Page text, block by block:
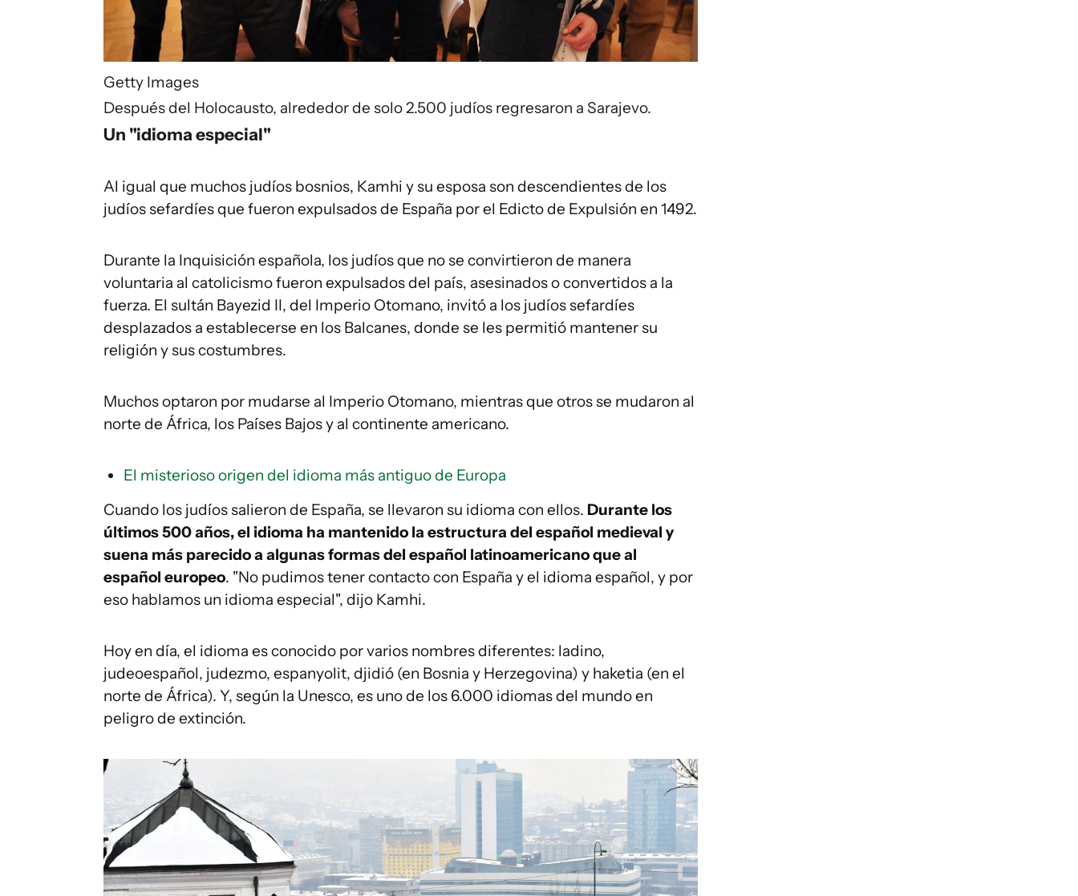
Getty Images
Después del Holocausto, alrededor de solo 2.500 judíos regresaron a Sarajevo.
Un "idioma especial"
Al igual que muchos judíos bosnios, Kamhi y su esposa son descendientes de los
judíos sefardíes que fueron expulsados ​​de España por el Edicto de Expulsión en 1492.
Durante la Inquisición española, los judíos que no se convirtieron de manera
voluntaria al catolicismo fueron expulsados ​​del país, asesinados o convertidos a la
fuerza. El sultán Bayezid II, del Imperio Otomano, invitó a los judíos sefardíes
desplazados a establecerse en los Balcanes, donde se les permitió mantener su
religión y sus costumbres.
Muchos optaron por mudarse al Imperio Otomano, mientras que otros se mudaron al
norte de África, los Países Bajos y al continente americano.
El misterioso origen del idioma más antiguo de Europa
Cuando los judíos salieron de España, se llevaron su idioma con ellos. Durante los
últimos 500 años, el idioma ha mantenido la estructura del español medieval y
suena más parecido a algunas formas del español latinoamericano que al
español europeo. "No pudimos tener contacto con España y el idioma español, y por
eso hablamos un idioma especial", dijo Kamhi.
Hoy en día, el idioma es conocido por varios nombres diferentes: ladino,
judeoespañol, judezmo, espanyolit, djidió (en Bosnia y Herzegovina) y haketia (en el
norte de África). Y, según la Unesco, es uno de los 6.000 idiomas del mundo en
peligro de extinción.